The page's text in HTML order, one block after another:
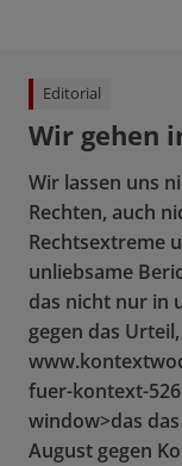
Editorial
Wir gehen
Wir lassen uns
Rechten, auch
Rechtsextreme
unliebsame
das nicht nur in
gegen das
fuer-kontext-
window>das
August gegen